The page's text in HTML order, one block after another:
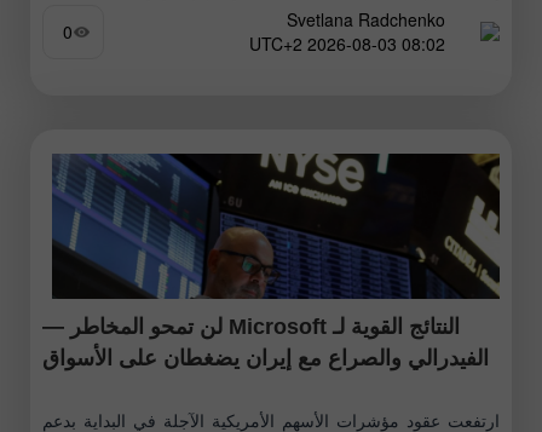
Svetlana Radchenko
08:02 2026-08-03 UTC+2
0
النتائج القوية لـ Microsoft لن تمحو المخاطر —
الفيدرالي والصراع مع إيران يضغطان على الأسواق
ارتفعت عقود مؤشرات الأسهم الأمريكية الآجلة في البداية بدعم